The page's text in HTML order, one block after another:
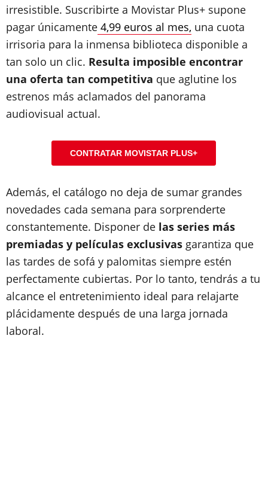
irresistible. Suscribirte a Movistar Plus+ supone
pagar únicamente 4,99 euros al mes, una cuota
irrisoria para la inmensa biblioteca disponible a
tan solo un clic. Resulta imposible encontrar
una oferta tan competitiva que aglutine los
estrenos más aclamados del panorama
audiovisual actual.
CONTRATAR MOVISTAR PLUS+
Además, el catálogo no deja de sumar grandes
novedades cada semana para sorprenderte
constantemente. Disponer de las series más
premiadas y películas exclusivas garantiza que
las tardes de sofá y palomitas siempre estén
perfectamente cubiertas. Por lo tanto, tendrás a tu
alcance el entretenimiento ideal para relajarte
plácidamente después de una larga jornada
laboral.